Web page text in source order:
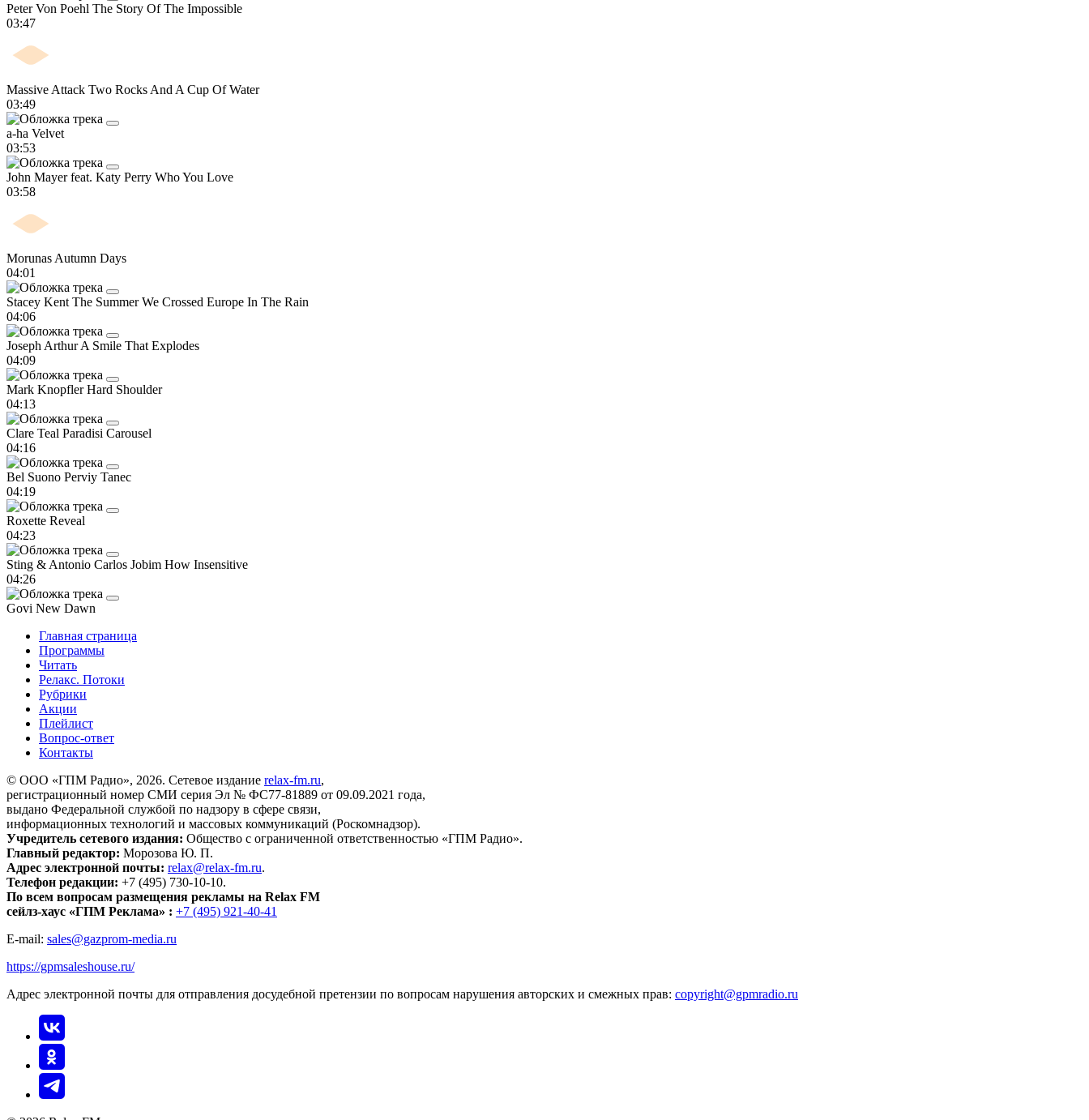
Peter Von Poehl The Story Of The Impossible
03:47
Massive Attack Two Rocks And A Cup Of Water
03:49
a-ha Velvet
03:53
John Mayer feat. Katy Perry Who You Love
03:58
Morunas Autumn Days
04:01
Stacey Kent The Summer We Crossed Europe In The Rain
04:06
Joseph ArthurA Smile That Explodes
04:09
Mark KnopflerHard Shoulder
04:13
Clare Teal Paradisi Carousel
04:16
Bel Suono Perviy Tanec
04:19
Roxette Reveal
04:23
Sting & Antonio Carlos Jobim How Insensitive
04:26
Govi New Dawn
Главная страница
Программы
Читать
Релакс. Потоки
Рубрики
Акции
Плейлист
Вопрос-ответ
Контакты
© ООО «ГПМ Радио», 2026. Сетевое издание relax-fm.ru,
регистрационный номер СМИ серия Эл № ФС77-81889 от 09.09.2021 года,
выдано Федеральной службой по надзору в сфере связи,
информационных технологий и массовых коммуникаций (Роскомнадзор).
Учредитель сетевого издания: Общество с ограниченной ответственностью «ГПМ Радио».
Главный редактор: Морозова Ю. П.
Адрес электронной почты: relax@relax-fm.ru.
Телефон редакции: +7 (495) 730-10-10.
По всем вопросам размещения рекламы на Relax FM
сейлз-хаус «ГПМ Реклама» : +7 (495) 921-40-41
E-mail: sales@gazprom-media.ru
https://gpmsaleshouse.ru/
Адрес электронной почты для отправления досудебной претензии по вопросам нарушения авторских и смежных прав: copyright@gpmradio.ru